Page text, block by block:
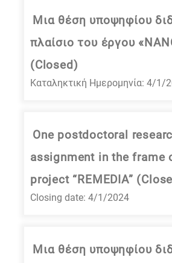
Μια θέση υποψηφίου
πλαίσιο του έργου
(Closed)
Καταληκτική Ημερομηνία: 4/1/
One postdoctoral
assignment in the frame
project “REMEDIA”
Closing date: 4/1/2024
Μια θέση υποψηφίου